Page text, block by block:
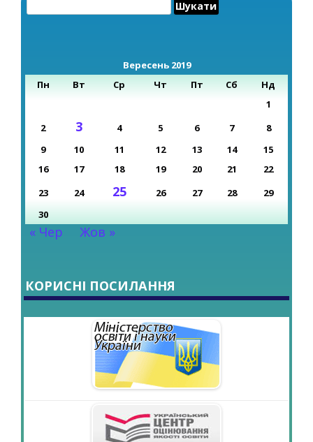
Вересень 2019
Пн
Вт Ср Чт Пт Сб
Нд
1
2
3 4 5 6 7
8
9
10 11 12 13 14
15
16
17 18 19 20 21
22
23
24 25 26 27 28
29
30
« Чер Жов »
КОРИСНІ ПОСИЛАННЯ